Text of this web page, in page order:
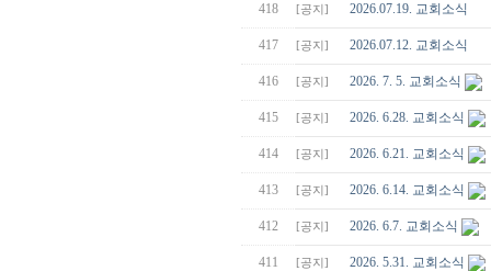
418 [공지] 2026.07.19. 교회소식
417 [공지] 2026.07.12. 교회소식
416 [공지] 2026. 7. 5. 교회소식
415 [공지] 2026. 6.28. 교회소식
414 [공지] 2026. 6.21. 교회소식
413 [공지] 2026. 6.14. 교회소식
412 [공지] 2026. 6.7. 교회소식
411 [공지] 2026. 5.31. 교회소식